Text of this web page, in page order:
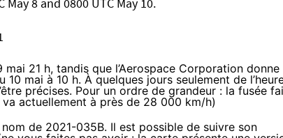
21 h, tandis que l’Aerospace Corporation donne
mai à 10 h. À quelques jours seulement de
précises. Pour un ordre de grandeur : la fusée
actuellement à près de 28 000 km/h)
de 2021-035B. Il est possible de suivre son